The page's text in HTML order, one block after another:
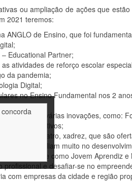
ou ampliação de ações que
2021 teremos:
ANGLO de Ensino, que foi
Educational Partner;
atividades de reforço escolar
da pandemia;
Digital;
no Ensino Fundamental nos 2
por várias inovações, como:
Formativos;
esporte, teatro, xadrez, que são
auxiliam muito no
como Jovem Aprendiz
e desafiar-se no
com empresas da cidade e região